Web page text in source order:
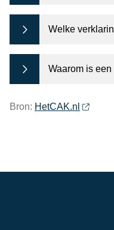
Welke
Waarom is
Bron: HetCAK.nl